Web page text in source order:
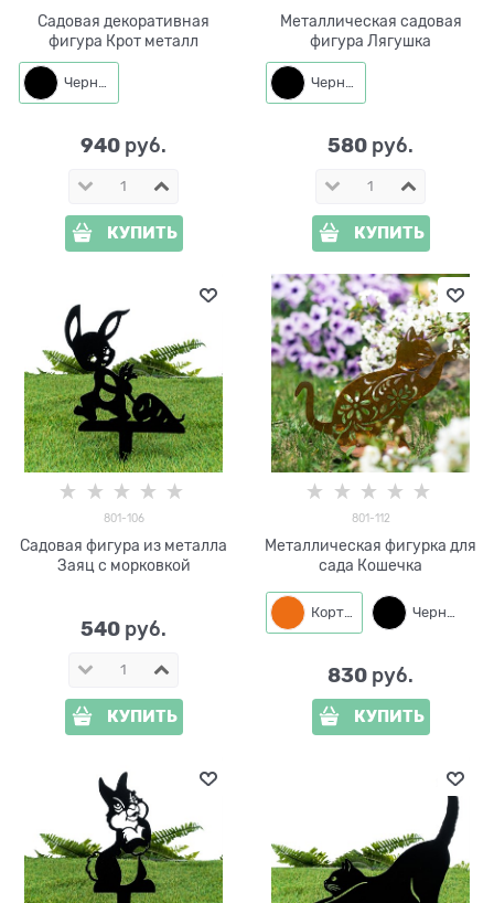
Садовая декоративная
фигура Крот металл
Черный
940 руб.
КУПИТЬ
Металлическая садовая
фигура Лягушка
Черный
580 руб.
КУПИТЬ
801-106
Садовая фигура из металла
Заяц с морковкой
540 руб.
КУПИТЬ
801-112
Металлическая фигурка для
сада Кошечка
Кортен Черный
830 руб.
КУПИТЬ